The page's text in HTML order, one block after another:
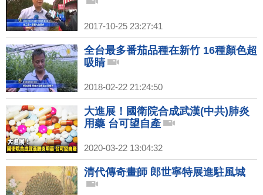
2017-10-25 23:27:41
全台最多番茄品種在新竹 16種顏色超
吸睛
2018-02-22 21:24:50
大進展！國衛院合成武漢(中共)肺炎
用藥 台可望自產
2020-03-22 13:04:32
清代傳奇畫師 郎世寧特展進駐風城